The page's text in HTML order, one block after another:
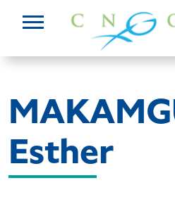
Esther